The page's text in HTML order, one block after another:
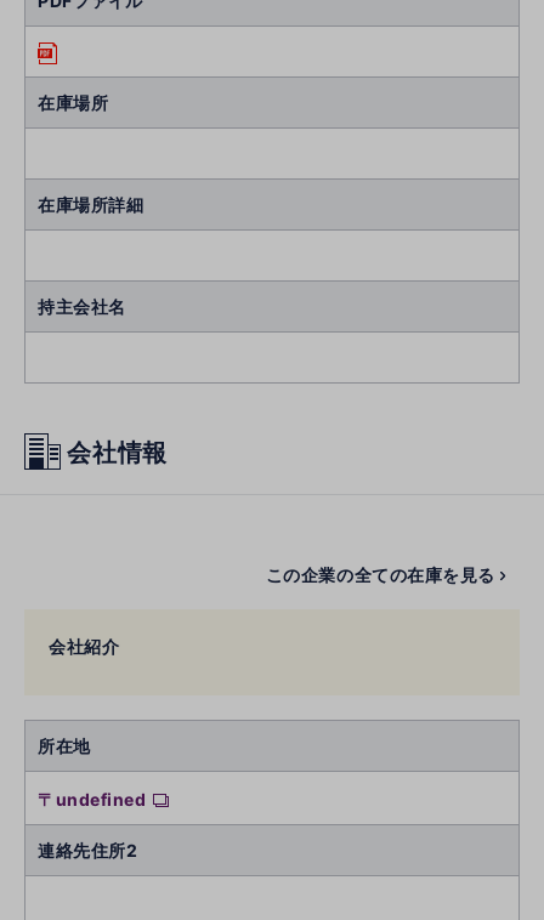
在庫場所
在庫場所詳細
持主会社名
会社情報
この企業の全ての在庫を見る
会社紹介
所在地
〒undefined
連絡先住所2